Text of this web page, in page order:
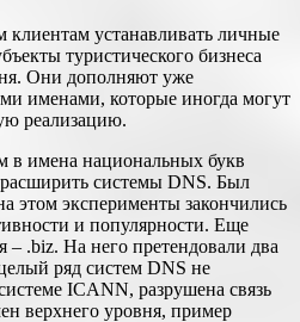
устанавливать личные
туристического бизнеса
Они дополняют уже
именами, которые иногда могут
реализацию.
в имена национальных букв
системы DNS. Был
этом эксперименты закончились
и популярности. Еще
– .biz. На него претендовали два
ряд систем DNS не
ICANN, разрушена связь
верхнего уровня, пример